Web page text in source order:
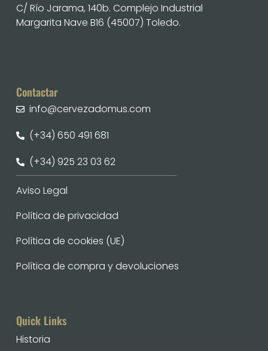
Quick Links
Historia
Contactar
info@cervezadomus.com
(+34) 650 491 681
(+34) 925 23 03 62
Aviso Legal
Política de privacidad
Política de cookies (UE)
Política de compra y devoluciones
C/ Río Jarama, 140b. Complejo Industrial
Margarita Nave B16 (45007) Toledo.